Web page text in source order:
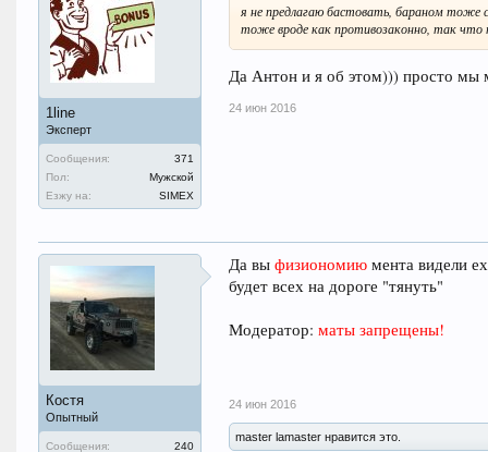
1line
Эксперт
Сообщения:
371
Пол:
Мужской
Езжу на:
SIMEX
я не предлагаю бастовать, бараном тоже
тоже вроде как противозаконно, так что
Да Антон и я об этом))) просто мы
24 июн 2016
Костя
Опытный
Сообщения:
240
Да вы физиономиюмента видели
будет всех на дороге "тянуть"
Модератор: маты запрещены!
24 июн 2016
master lamaster нравится это.